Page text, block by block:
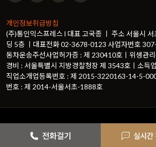
개인정보취급방침
(주)통인익스프레스 l 대표 고국종 ㅣ 주소 서울시
딩 5층 ㅣ대표전화 02-3678-0123 사업자번호
동차운송주선사업허가증 : 제 230410호ㅣ위생관
경비 : 서울특별시 지방경찰청장 제 3543호ㅣ소득
직업소개업등록번호 : 제 2015-3220163-14-5-
번호 : 제 2014-서울서초-1888호